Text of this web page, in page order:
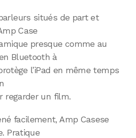
situés de part et
Case
presque comme au
Bluetooth à
l’iPad en même temps
regarder un film.
facilement, Amp Casese
Pratique